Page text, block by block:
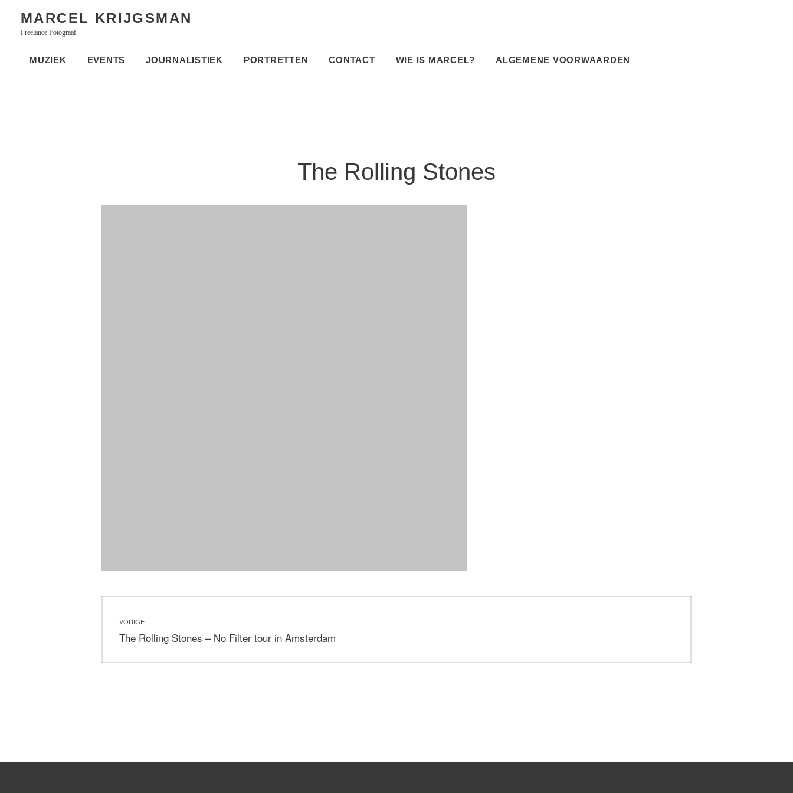
content
MARCEL KRIJGSMAN
Freelance Fotograaf
MUZIEK EVENTS JOURNALISTIEK PORTRETTEN CONTACT WIE IS MARCEL? ALGEMENE VOORWAARDEN
The Rolling Stones
navigatie
VORIGE
Vorig
The Rolling Stones – No Filter tour in Amsterdam